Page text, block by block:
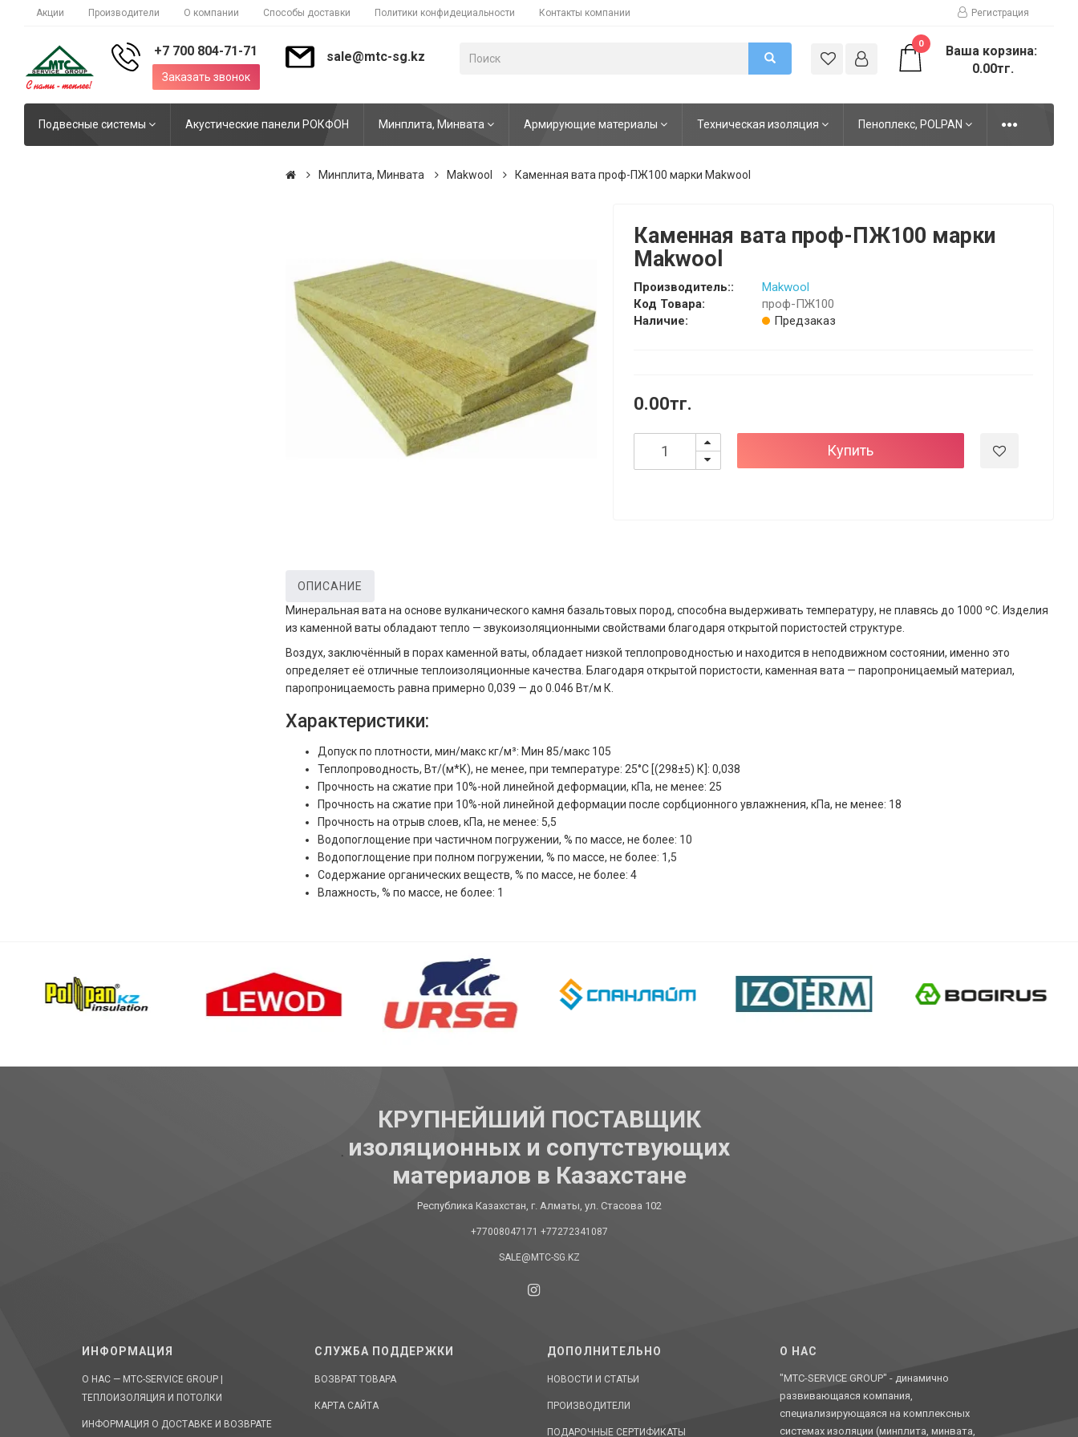
Акции Производители О компании Способы доставки Политики конфидециальности Контакты компании Регистрация
+7 700 804-71-71
Заказать звонок
sale@mtc-sg.kz
0
Ваша корзина:
0.00тг.
Подвесные системы Акустические панели РОКФОН Минплита, Минвата Армирующие материалы Техническая изоляция Пеноплекс, POLPAN
Минплита, Минвата Makwool Каменная вата проф-ПЖ100 марки Makwool
Каменная вата проф-ПЖ100 марки
Makwool
Производитель::
Makwool
Код Товара:
проф-ПЖ100
Наличие:
Предзаказ
0.00тг.
Купить
ОПИСАНИЕ
Минеральная вата на основе вулканического камня базальтовых пород, способна выдерживать температуру, не плавясь до 1000 ºС. Изделия
из каменной ваты обладают тепло — звукоизоляционными свойствами благодаря открытой пористостей структуре.
Воздух, заключённый в порах каменной ваты, обладает низкой теплопроводностью и находится в неподвижном состоянии, именно это
определяет её отличные теплоизоляционные качества. Благодаря открытой пористости, каменная вата — паропроницаемый материал,
паропроницаемость равна примерно 0,039 — до 0.046 Вт/м К.
Характеристики:
Допуск по плотности, мин/макс кг/м³: Мин 85/макс 105
Теплопроводность, Вт/(м*К), не менее, при температуре: 25°С [(298±5) К]: 0,038
Прочность на сжатие при 10%-ной линейной деформации, кПа, не менее: 25
Прочность на сжатие при 10%-ной линейной деформации после сорбционного увлажнения, кПа, не менее: 18
Прочность на отрыв слоев, кПа, не менее: 5,5
Водопоглощение при частичном погружении, % по массе, не более: 10
Водопоглощение при полном погружении, % по массе, не более: 1,5
Содержание органических веществ, % по массе, не более: 4
Влажность, % по массе, не более: 1
КРУПНЕЙШИЙ ПОСТАВЩИК
изоляционных и сопутствующих
материалов в Казахстане
Республика Казахстан, г. Алматы, ул. Стасова 102
+77008047171 +77272341087
SALE@MTC-SG.KZ
ИНФОРМАЦИЯ
О НАС — MTC-SERVICE GROUP |
ТЕПЛОИЗОЛЯЦИЯ И ПОТОЛКИ
ИНФОРМАЦИЯ О ДОСТАВКЕ И ВОЗВРАТЕ
СЛУЖБА ПОДДЕРЖКИ
ВОЗВРАТ ТОВАРА
КАРТА САЙТА
ДОПОЛНИТЕЛЬНО
НОВОСТИ И СТАТЬИ
ПРОИЗВОДИТЕЛИ
ПОДАРОЧНЫЕ СЕРТИФИКАТЫ
O НАС
"MTC-SERVICE GROUP" - динамично
развивающаяся компания,
специализирующаяся на комплексных
системах изоляции (минплита, минвата,